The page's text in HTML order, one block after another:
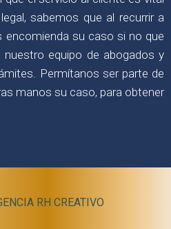
sabemos que al recurrir a
su caso si no que
equipo de abogados y
Permítanos ser parte de
manos su caso, para obtener
RH CREATIVO